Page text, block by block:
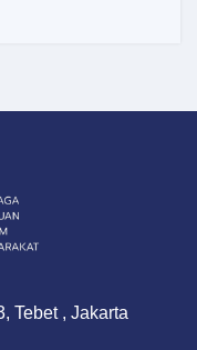
Tebet , Jakarta